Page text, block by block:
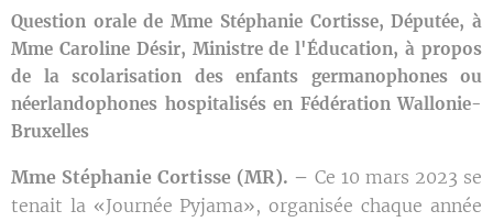
Question orale de Mme Stéphanie Cortisse, Députée, à
Mme Caroline Désir, Ministre de l'Éducation, à propos
de la scolarisation des enfants germanophones ou
néerlandophones hospitalisés en Fédération Wallonie-
Bruxelles
Mme Stéphanie Cortisse (MR). – Ce 10 mars 2023 se
tenait la «Journée Pyjama», organisée chaque année